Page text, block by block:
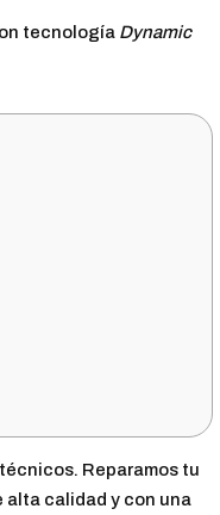
tecnología Dynamic
Reparamos tu
alta calidad y con una